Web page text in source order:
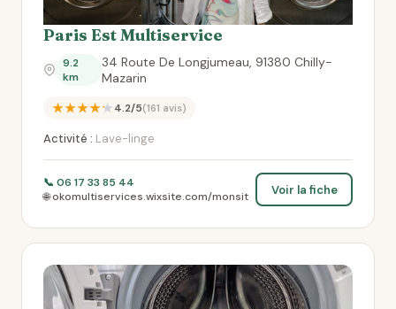
Paris Est Multiservice
9.2
km
34 Route De Longjumeau, 91380 Chilly-
Mazarin
★★★★★4.2/5(161 avis)
Activité : Lave-linge
📞 06 17 33 85 44
🌐 okomultiservices.wixsite.com/monsit
Voir la fiche